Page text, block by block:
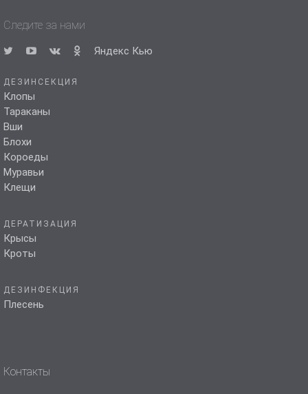
Следите за нами
Яндекс Кью
ДЕЗИНСЕКЦИЯ
Клопы
Тараканы
Вши
Блохи
Короеды
Муравьи
Клещи
ДЕРАТИЗАЦИЯ
Крысы
Кроты
ДЕЗИНФЕКЦИЯ
Плесень
Контакты